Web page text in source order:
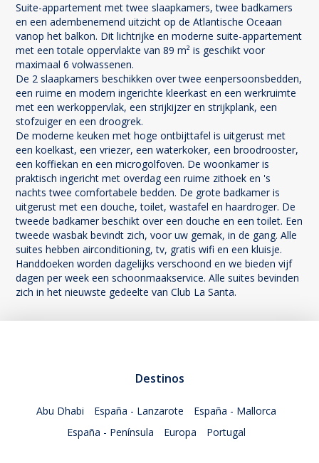
Suite-appartement met twee slaapkamers, twee badkamers
en een adembenemend uitzicht op de Atlantische Oceaan
vanop het balkon. Dit lichtrijke en moderne suite-appartement
met een totale oppervlakte van 89 m² is geschikt voor
maximaal 6 volwassenen.
De 2 slaapkamers beschikken over twee eenpersoonsbedden,
een ruime en modern ingerichte kleerkast en een werkruimte
met een werkoppervlak, een strijkijzer en strijkplank, een
stofzuiger en een droogrek.
De moderne keuken met hoge ontbijttafel is uitgerust met
een koelkast, een vriezer, een waterkoker, een broodrooster,
een koffiekan en een microgolfoven. De woonkamer is
praktisch ingericht met overdag een ruime zithoek en 's
nachts twee comfortabele bedden. De grote badkamer is
uitgerust met een douche, toilet, wastafel en haardroger. De
tweede badkamer beschikt over een douche en een toilet. Een
tweede wasbak bevindt zich, voor uw gemak, in de gang. Alle
suites hebben airconditioning, tv, gratis wifi en een kluisje.
Handdoeken worden dagelijks verschoond en we bieden vijf
dagen per week een schoonmaakservice. Alle suites bevinden
zich in het nieuwste gedeelte van Club La Santa.
Destinos
Abu Dhabi España - Lanzarote
España - Mallorca
España - Península
Europa Portugal